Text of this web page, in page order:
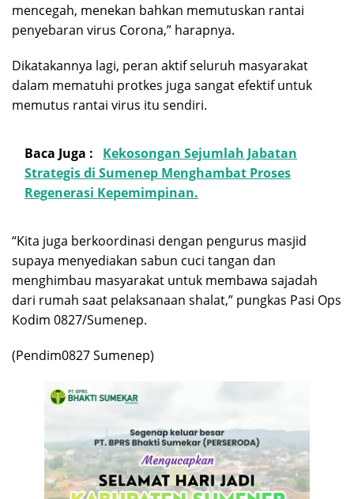
mencegah, menekan bahkan memutuskan rantai
penyebaran virus Corona,” harapnya.
Dikatakannya lagi, peran aktif seluruh masyarakat
dalam mematuhi protkes juga sangat efektif untuk
memutus rantai virus itu sendiri.
Baca Juga :
Kekosongan Sejumlah Jabatan
Strategis di Sumenep Menghambat Proses
Regenerasi Kepemimpinan.
“Kita juga berkoordinasi dengan pengurus masjid
supaya menyediakan sabun cuci tangan dan
menghimbau masyarakat untuk membawa sajadah
dari rumah saat pelaksanaan shalat,” pungkas Pasi Ops
Kodim 0827/Sumenep.
(Pendim0827 Sumenep)